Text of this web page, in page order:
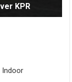
KPR
Indoor